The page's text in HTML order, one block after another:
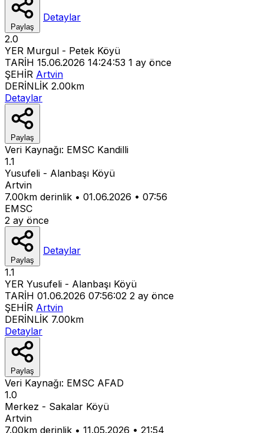
Paylaş
Detaylar
2.0
YER Murgul - Petek Köyü
TARİH 15.06.2026 14:24:53 1 ay önce
ŞEHİR Artvin
DERİNLİK 2.00km
Detaylar
Paylaş
Veri Kaynağı: EMSC Kandilli
1.1
Yusufeli - Alanbaşı Köyü
Artvin
7.00km derinlik • 01.06.2026 • 07:56
EMSC
2 ay önce
Paylaş
Detaylar
1.1
YER Yusufeli - Alanbaşı Köyü
TARİH 01.06.2026 07:56:02 2 ay önce
ŞEHİR Artvin
DERİNLİK 7.00km
Detaylar
Paylaş
Veri Kaynağı: EMSC AFAD
1.0
Merkez - Sakalar Köyü
Artvin
7.00km derinlik • 11.05.2026 • 21:54